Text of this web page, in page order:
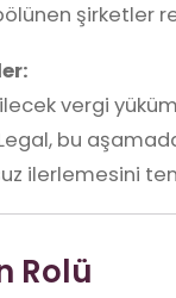
şirketler
vergi
bu
ilerlemesini
Rolü